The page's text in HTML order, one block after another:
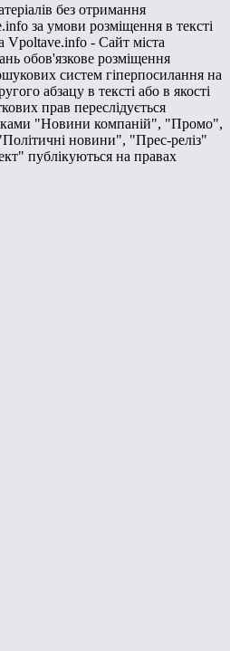
без отримання
за умови розміщення в тексті
Vpoltave.info - Сайт міста
обов'язкове розміщення
систем гіперпосилання на
абзацу в тексті або в якості
прав переслідується
"Новини компаній", "Промо",
новини", "Прес-реліз"
публікуються на правах